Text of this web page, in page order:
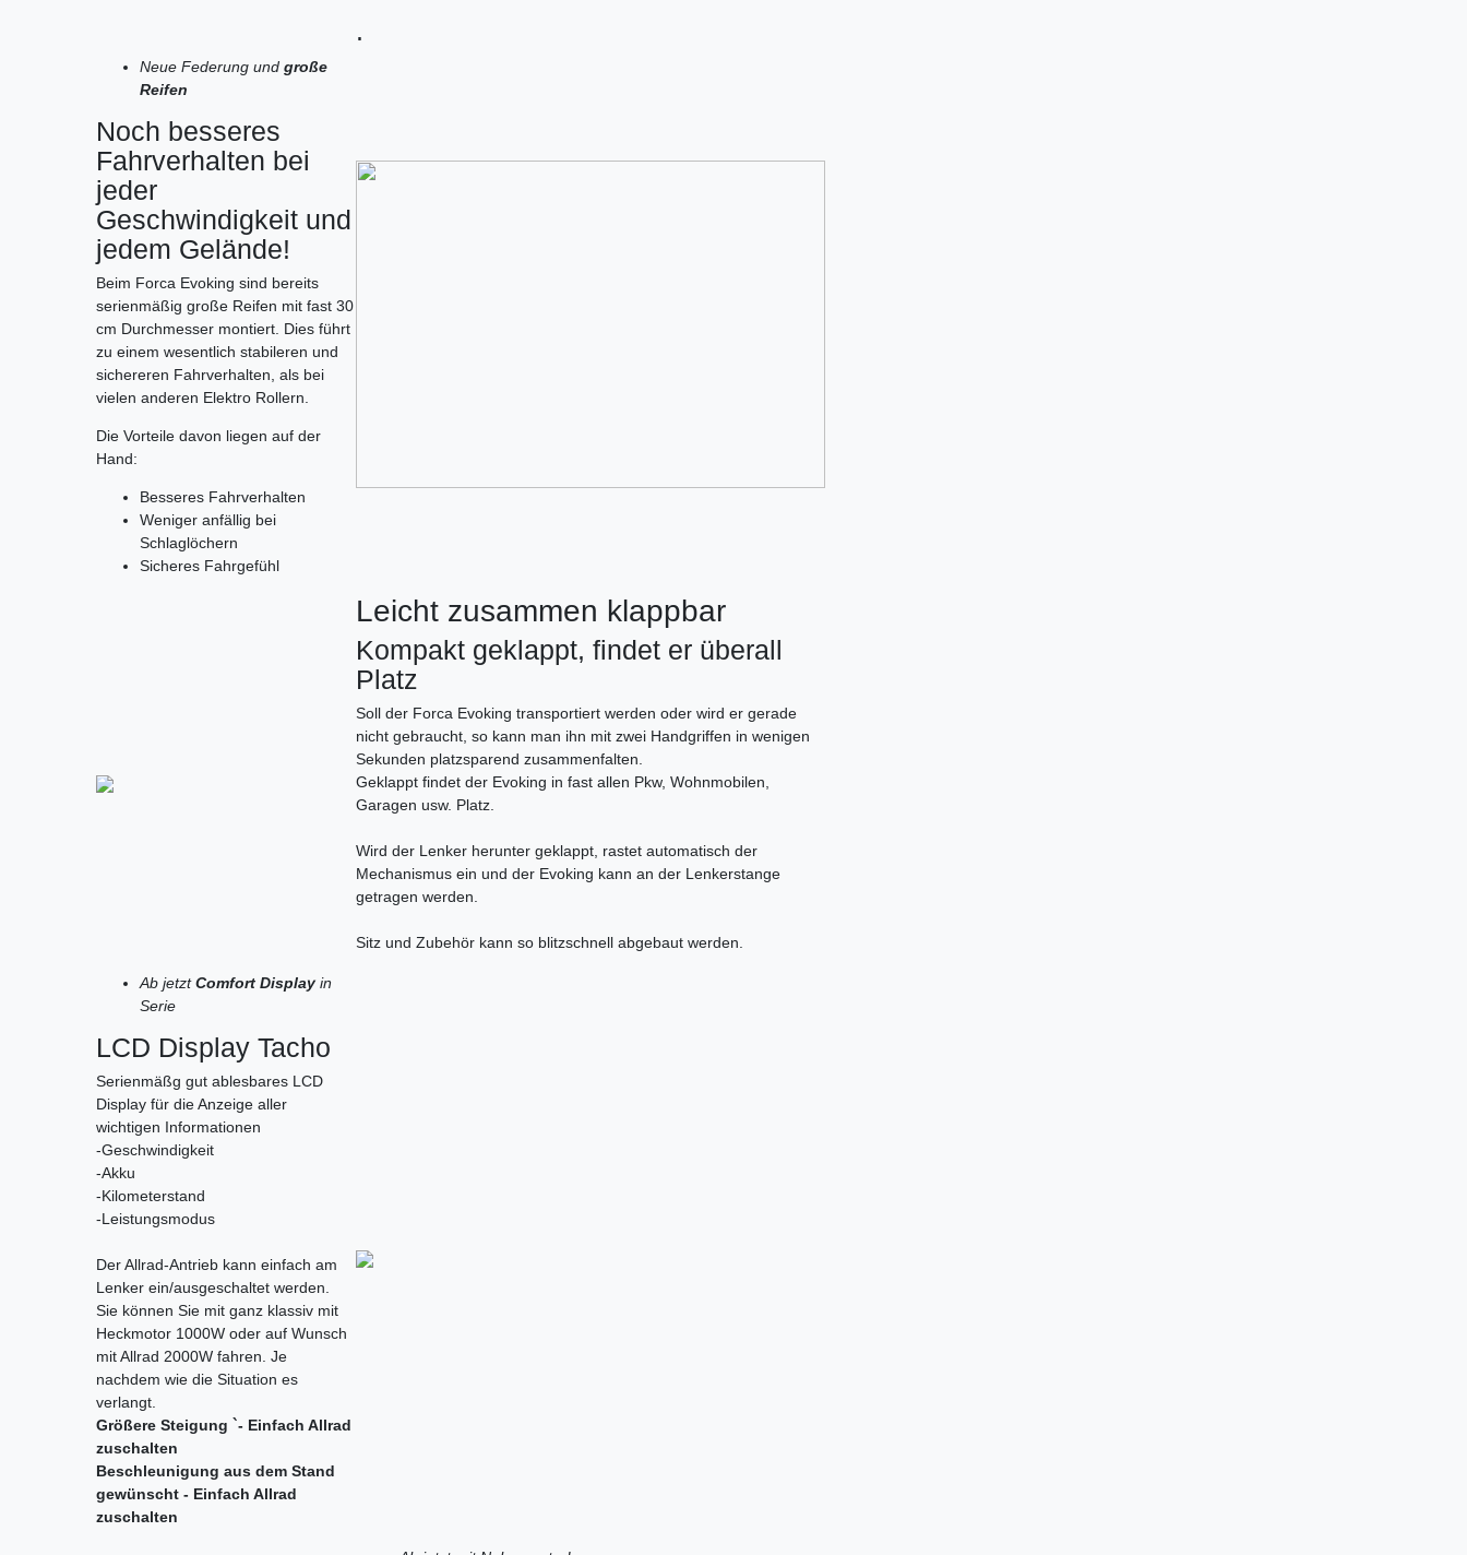
.
Neue Federung und große
Reifen
Noch besseres
Fahrverhalten bei
jeder
Geschwindigkeit und
jedem Gelände!
Beim Forca Evoking sind bereits
serienmäßig große Reifen mit fast 30
cm Durchmesser montiert. Dies führt
zu einem wesentlich stabileren und
sichereren Fahrverhalten, als bei
vielen anderen Elektro Rollern.
Die Vorteile davon liegen auf der
Hand:
Besseres Fahrverhalten
Weniger anfällig bei
Schlaglöchern
Sicheres Fahrgefühl
Leicht zusammen klappbar
Kompakt geklappt, findet er überall
Platz
Soll der Forca Evoking transportiert werden oder wird er gerade
nicht gebraucht, so kann man ihn mit zwei Handgriffen in wenigen
Sekunden platzsparend zusammenfalten.
Geklappt findet der Evoking in fast allen Pkw, Wohnmobilen,
Garagen usw. Platz.
Wird der Lenker herunter geklappt, rastet automatisch der
Mechanismus ein und der Evoking kann an der Lenkerstange
getragen werden.
Sitz und Zubehör kann so blitzschnell abgebaut werden.
Ab jetztComfort Display in
Serie
LCD Display Tacho
Serienmäßg gut ablesbares LCD
Display für die Anzeige aller
wichtigen Informationen
-Geschwindigkeit
-Akku
-Kilometerstand
-Leistungsmodus
Der Allrad-Antrieb kann einfach am
Lenker ein/ausgeschaltet werden.
Sie können Sie mit ganz klassiv mit
Heckmotor 1000W oder auf Wunsch
mit Allrad 2000W fahren. Je
nachdem wie die Situation es
verlangt.
Größere Steigung `- Einfach Allrad
zuschalten
Beschleunigung aus dem Stand
gewünscht - Einfach Allrad
zuschalten